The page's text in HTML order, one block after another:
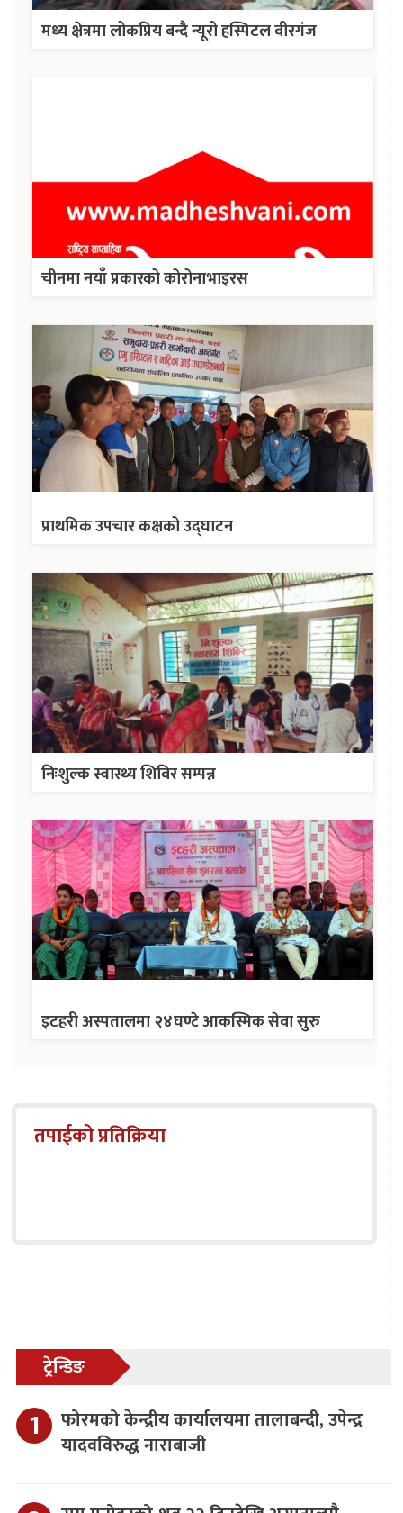
मध्य क्षेत्रमा लोकप्रिय बन्दै न्यूरो हस्पिटल वीरगंज
चीनमा नयाँ प्रकारको कोरोनाभाइरस
प्राथमिक उपचार कक्षको उद्घाटन
निःशुल्क स्वास्थ्य शिविर सम्पन्न
इटहरी अस्पतालमा २४घण्टे आकस्मिक सेवा सुरु
तपाईको प्रतिक्रिया
ट्रेन्डिङ
फोरमको केन्द्रीय कार्यालयमा तालाबन्दी, उपेन्द्र
यादवविरुद्ध नाराबाजी